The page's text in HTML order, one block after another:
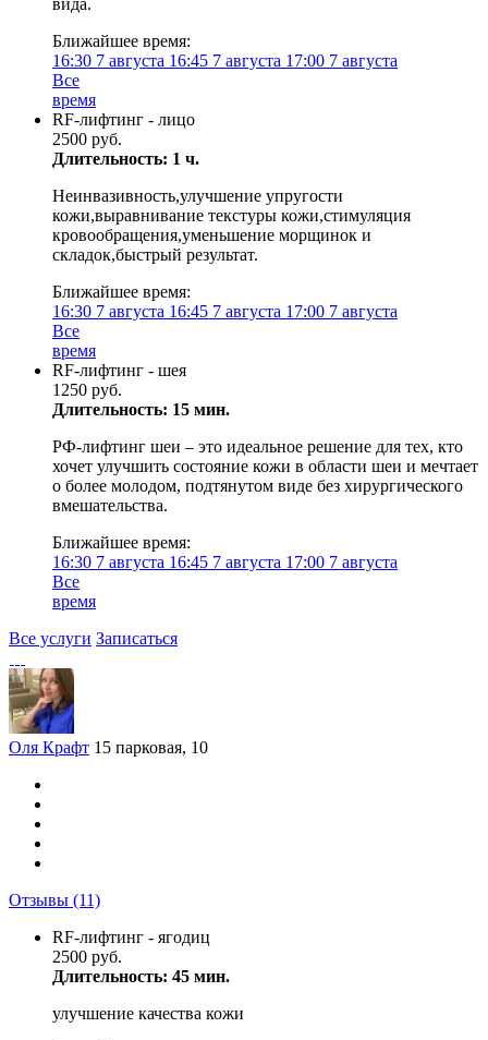
вида.
Ближайшее время:
16:30 7 августа 16:45 7 августа 17:00 7 августа
Все
время
RF-лифтинг - лицо
2500 руб.
Длительность: 1 ч.
Неинвазивность,улучшение упругости
кожи,выравнивание текстуры кожи,стимуляция
кровообращения,уменьшение морщинок и
складок,быстрый результат.
Ближайшее время:
16:30 7 августа 16:45 7 августа 17:00 7 августа
Все
время
RF-лифтинг - шея
1250 руб.
Длительность: 15 мин.
РФ-лифтинг шеи – это идеальное решение для тех, кто
хочет улучшить состояние кожи в области шеи и мечтает
о более молодом, подтянутом виде без хирургического
вмешательства.
Ближайшее время:
16:30 7 августа 16:45 7 августа 17:00 7 августа
Все
время
Все услуги Записаться
Оля Крафт 15 парковая, 10
Отзывы (11)
RF-лифтинг - ягодиц
2500 руб.
Длительность: 45 мин.
улучшение качества кожи